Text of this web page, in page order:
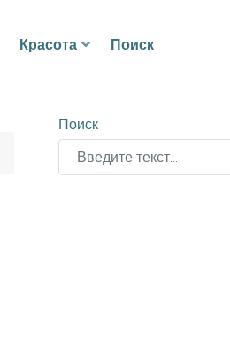
Красота Поиск
Поиск